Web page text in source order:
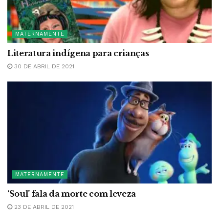
MATERNAMENTE
Literatura indígena para crianças
30 DE ABRIL DE 2021
MATERNAMENTE
‘Soul’ fala da morte com leveza
23 DE ABRIL DE 2021